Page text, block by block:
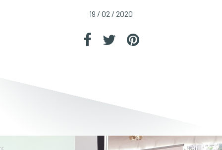
19 / 02 / 2020